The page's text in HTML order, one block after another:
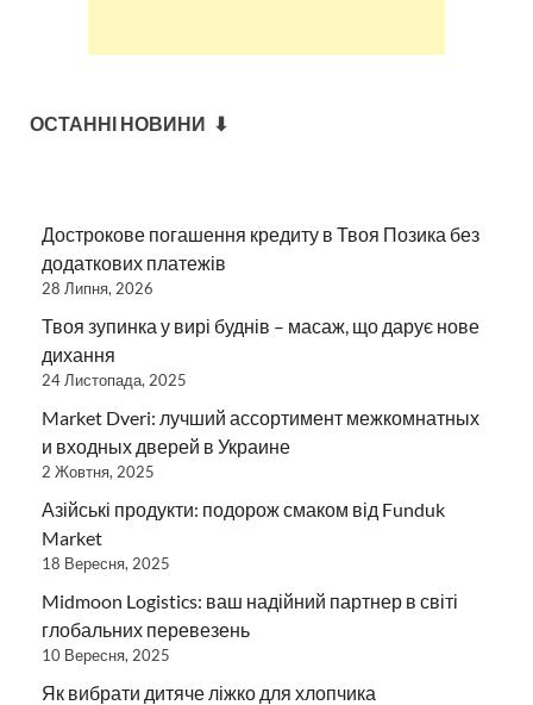
ОСТАННІ НОВИНИ ⬇
Дострокове погашення кредиту в Твоя Позика без
додаткових платежів
28 Липня, 2026
Твоя зупинка у вирі буднів – масаж, що дарує нове
дихання
24 Листопада, 2025
Market Dveri: лучший ассортимент межкомнатных
и входных дверей в Украине
2 Жовтня, 2025
Азійські продукти: подорож смаком від Funduk
Market
18 Вересня, 2025
Midmoon Logistics: ваш надійний партнер в світі
глобальних перевезень
10 Вересня, 2025
Як вибрати дитяче ліжко для хлопчика